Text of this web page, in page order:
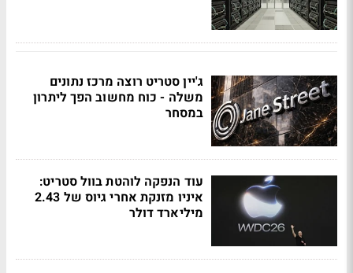
ג'יין סטריט רוצה מרכז נתונים
משלה - כוח מחשוב הפך ליתרון
במסחר
עוד הנפקה לוהטת בוול סטריט:
איניו מזנקת אחרי גיוס של 2.43
מיליארד דולר